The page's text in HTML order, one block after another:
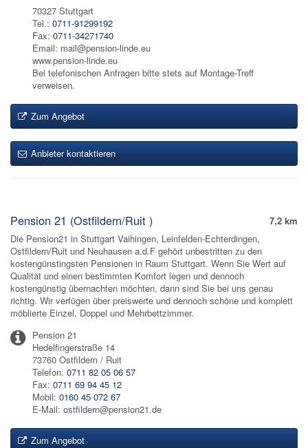
70327 Stuttgart
Tel.: 0711-91299192
Fax: 0711-34271740
Email: mail@pension-linde.eu
www.pension-linde.eu
Bei telefonischen Anfragen bitte stets auf Montage-Treff
verweisen.
Zum Angebot
Anbieter kontaktieren
7,2 km
Pension 21 (Ostfildern/Ruit )
Die Pension21 in Stuttgart Vaihingen, Leinfelden-Echterdingen,
Ostfildern/Ruit und Neuhausen a.d.F gehört unbestritten zu den
kostengünstingsten Pensionen in Raum Stuttgart. Wenn Sie Wert auf
Qualität und einen bestimmten Komfort legen und dennoch
kostengünstig übernachten möchten, dann sind Sie bei uns genau
richtig. Wir verfügen über preiswerte und dennoch schöne und komplett
möblierte Einzel, Doppel und Mehrbettzimmer.
Pension 21
Hedelfingerstraße 14
73760 Ostfildern / Ruit
Telefon: 0711 82 05 06 57
Fax: 0711 69 94 45 12
Mobil: 0160 45 072 67
E-Mail: ostfildern@pension21.de
Zum Angebot